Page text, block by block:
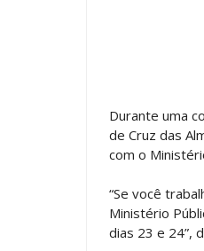
Durante uma
de Cruz das
com o
“Se você
Ministério
dias 23 e 24”,